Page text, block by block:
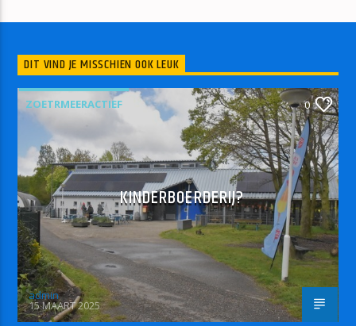
DIT VIND JE MISSCHIEN OOK LEUK
ZOETRMEERACTIEF 0
KINDERBOERDERIJ?
admin
15 MAART 2025